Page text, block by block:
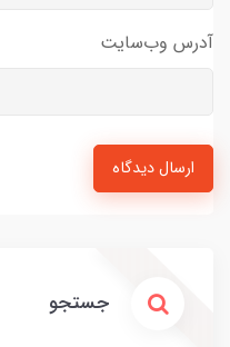
آدرس وب‌سایت
ارسال دیدگاه
جستجو